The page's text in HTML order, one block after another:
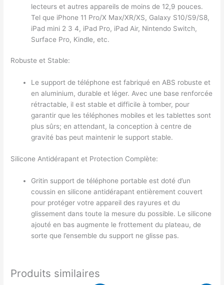
lecteurs et autres appareils de moins de 12,9 pouces.
Tel que iPhone 11 Pro/X Max/XR/XS, Galaxy S10/S9/S8,
iPad mini 2 3 4, iPad Pro, iPad Air, Nintendo Switch,
Surface Pro, Kindle, etc.
Robuste et Stable:
Le support de téléphone est fabriqué en ABS robuste et
en aluminium, durable et léger. Avec une base renforcée
rétractable, il est stable et difficile à tomber, pour
garantir que les téléphones mobiles et les tablettes sont
plus sûrs; en attendant, la conception à centre de
gravité bas peut maintenir le support stable.
Silicone Antidérapant et Protection Complète:
Gritin support de téléphone portable est doté d’un
coussin en silicone antidérapant entièrement couvert
pour protéger votre appareil des rayures et du
glissement dans toute la mesure du possible. Le silicone
ajouté en bas augmente le frottement du plateau, de
sorte que l’ensemble du support ne glisse pas.
Produits similaires